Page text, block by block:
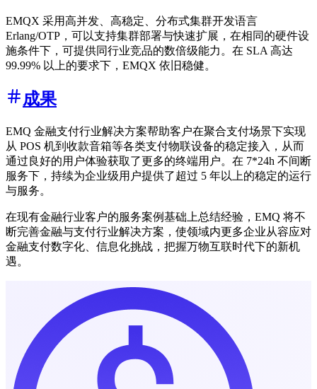
EMQX 采用高并发、高稳定、分布式集群开发语言
Erlang/OTP，可以支持集群部署与快速扩展，在相同的硬件设
施条件下，可提供同行业竞品的数倍级能力。在 SLA 高达
99.99% 以上的要求下，EMQX 依旧稳健。
成果
EMQ 金融支付行业解决方案帮助客户在聚合支付场景下实现
从 POS 机到收款音箱等各类支付物联设备的稳定接入，从而
通过良好的用户体验获取了更多的终端用户。在 7*24h 不间断
服务下，持续为企业级用户提供了超过 5 年以上的稳定的运行
与服务。
在现有金融行业客户的服务案例基础上总结经验，EMQ 将不
断完善金融与支付行业解决方案，使领域内更多企业从容应对
金融支付数字化、信息化挑战，把握万物互联时代下的新机
遇。